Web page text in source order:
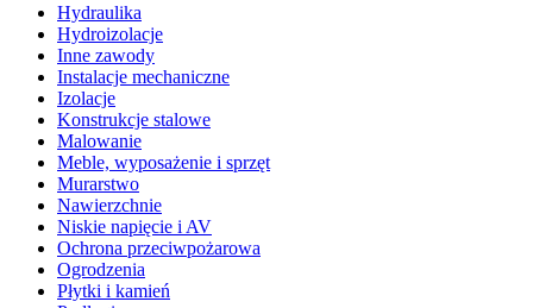
Hydraulika
Hydroizolacje
Inne zawody
Instalacje mechaniczne
Izolacje
Konstrukcje stalowe
Malowanie
Meble, wyposażenie i sprzęt
Murarstwo
Nawierzchnie
Niskie napięcie i AV
Ochrona przeciwpożarowa
Ogrodzenia
Płytki i kamień